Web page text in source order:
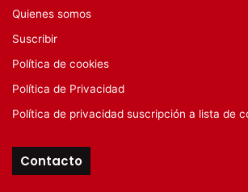
Quienes somos
Suscribir
Política de cookies
Política de Privacidad
Política de privacidad suscripción a lista de
Contacto